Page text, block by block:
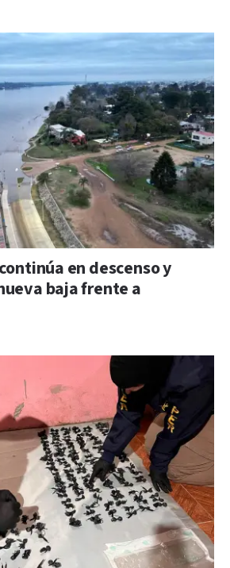
en descenso y
baja frente a